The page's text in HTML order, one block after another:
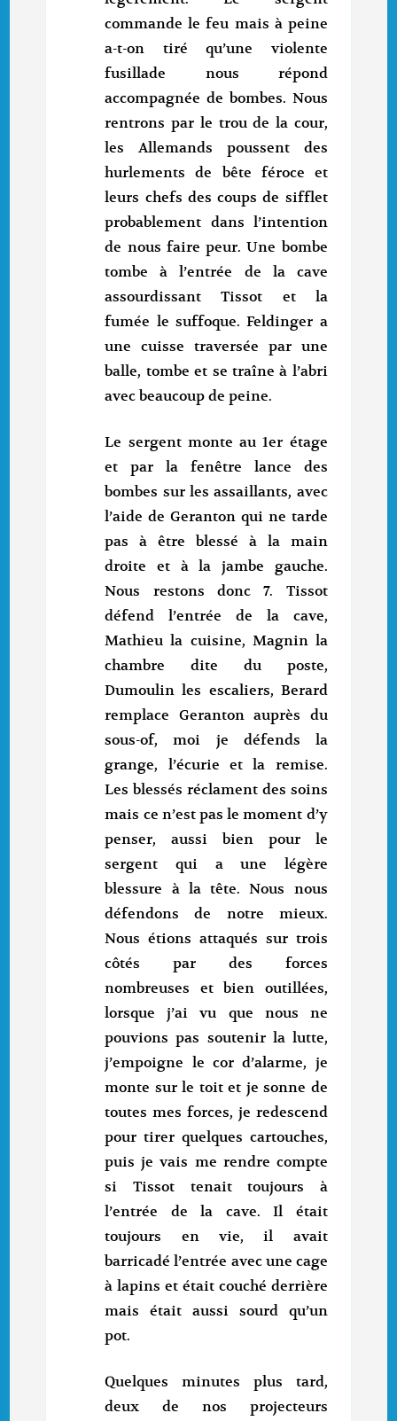
commande le feu mais à peine
a-t-on tiré qu’une violente
fusillade nous répond
accompagnée de bombes. Nous
rentrons par le trou de la cour,
les Allemands poussent des
hurlements de bête féroce et
leurs chefs des coups de sifflet
probablement dans l’intention
de nous faire peur. Une bombe
tombe à l’entrée de la cave
assourdissant Tissot et la
fumée le suffoque. Feldinger a
une cuisse traversée par une
balle, tombe et se traîne à l’abri
avec beaucoup de peine.
Le sergent monte au 1er étage
et par la fenêtre lance des
bombes sur les assaillants, avec
l’aide de Geranton qui ne tarde
pas à être blessé à la main
droite et à la jambe gauche.
Nous restons donc 7. Tissot
défend l’entrée de la cave,
Mathieu la cuisine, Magnin la
chambre dite du poste,
Dumoulin les escaliers, Berard
remplace Geranton auprès du
sous-of, moi je défends la
grange, l’écurie et la remise.
Les blessés réclament des soins
mais ce n’est pas le moment d’y
penser, aussi bien pour le
sergent qui a une légère
blessure à la tête. Nous nous
défendons de notre mieux.
Nous étions attaqués sur trois
côtés par des forces
nombreuses et bien outillées,
lorsque j’ai vu que nous ne
pouvions pas soutenir la lutte,
j’empoigne le cor d’alarme, je
monte sur le toit et je sonne de
toutes mes forces, je redescend
pour tirer quelques cartouches,
puis je vais me rendre compte
si Tissot tenait toujours à
l’entrée de la cave. Il était
toujours en vie, il avait
barricadé l’entrée avec une cage
à lapins et était couché derrière
mais était aussi sourd qu’un
pot.
Quelques minutes plus tard,
deux de nos projecteurs